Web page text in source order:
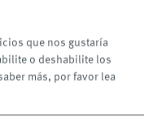
que nos gustaría
o deshabilite los
más, por favor lea